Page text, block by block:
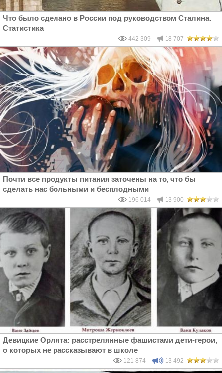
Что было сделано в России под руководством Сталина.
Статистика
442 309 18 707
Почти все продукты питания заточены на то, что бы
сделать нас больными и бесплодными
196 014 13 900
Девицкие Орлята: расстрелянные фашистами дети-герои,
о которых не рассказывают в школе
121 874 13 492